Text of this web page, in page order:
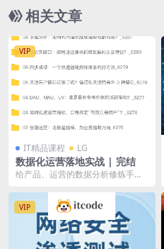
相关文章
VIP
IT精品课程 LG
数据化运营落地实战 | 完结
给产品、运营的数据分析修炼手册
是任何互联网业务岗...
VIP